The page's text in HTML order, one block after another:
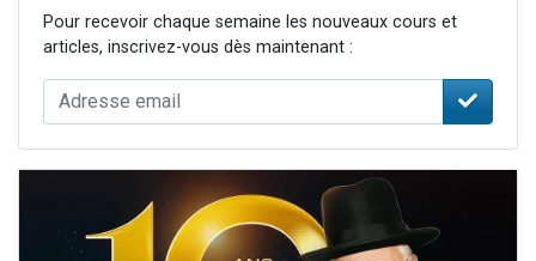
Pour recevoir chaque semaine les nouveaux cours et
articles, inscrivez-vous dès maintenant :